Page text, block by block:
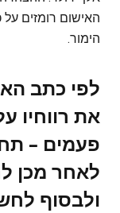
האישום רומזים
הימור.
לפי כתב
את רווחיו
פעמים –
לאחר מכן
ולבסוף